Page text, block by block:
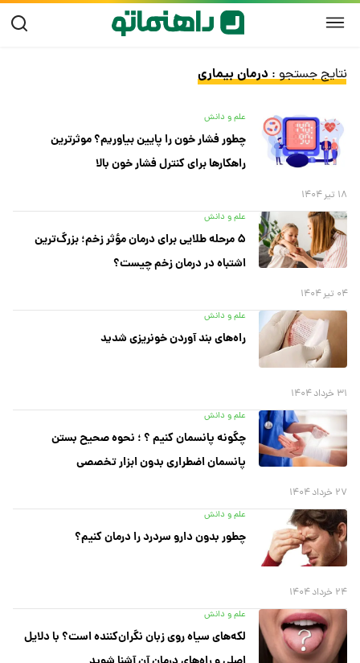
نتایج جستجو :درمان بیماری
علم و دانش
چطور فشار خون را پایین بیاوریم؟ موثرترین
راهکارها برای کنترل فشار خون بالا
۱۸ تیر ۱۴۰۴
علم و دانش
۵ مرحله طلایی برای درمان مؤثر زخم؛ بزرگ‌ترین
اشتباه در درمان زخم چیست؟
۰۴ تیر ۱۴۰۴
علم و دانش
راه‌های بند آوردن خونریزی شدید
۳۱ خرداد ۱۴۰۴
علم و دانش
چگونه پانسمان کنیم ؟ ؛ نحوه صحیح بستن
پانسمان اضطراری بدون ابزار تخصصی
۲۷ خرداد ۱۴۰۴
علم و دانش
چطور بدون دارو سردرد را درمان کنیم؟
۲۴ خرداد ۱۴۰۴
علم و دانش
لکه‌های سیاه روی زبان نگران‌کننده است؟ با دلایل